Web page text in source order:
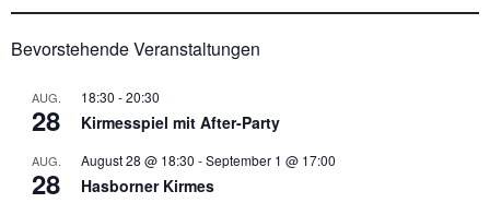
Bevorstehende Veranstaltungen
AUG.
28
18:30 -20:30
Kirmesspiel mit After-Party
AUG.
28
August 28 @ 18:30 -September 1 @ 17:00
Hasborner Kirmes